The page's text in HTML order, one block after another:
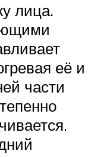
лица.
её и
части